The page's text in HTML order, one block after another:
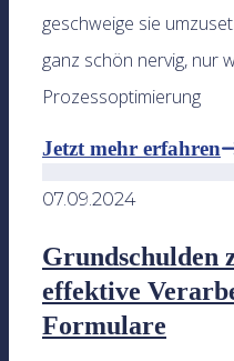
geschweige sie
ganz schön nervig, nur
Prozessoptimierung
Jetzt mehr erfahren
07.09.2024
Grundschulden
effektive
Formulare